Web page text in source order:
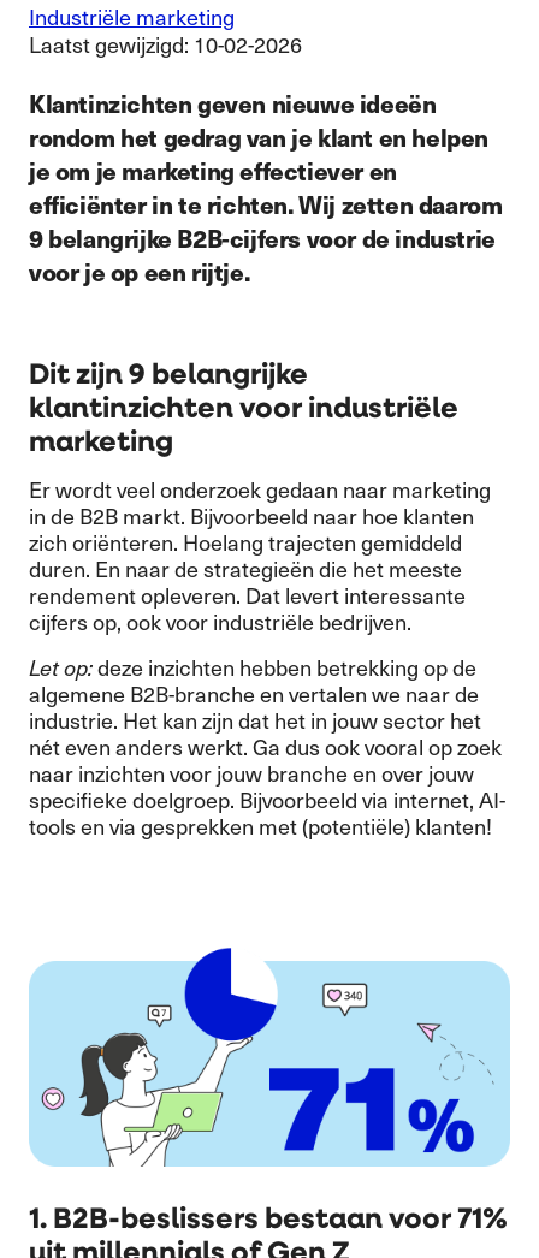
Industriële marketing
Laatst gewijzigd: 10-02-2026
Klantinzichten geven nieuwe ideeën
rondom het gedrag van je klant en helpen
je om je marketing effectiever en
efficiënter in te richten. Wij zetten daarom
9 belangrijke B2B-cijfers voor de industrie
voor je op een rijtje.
Dit zijn 9 belangrijke
klantinzichten voor industriële
marketing
Er wordt veel onderzoek gedaan naar marketing
in de B2B markt. Bijvoorbeeld naar hoe klanten
zich oriënteren. Hoelang trajecten gemiddeld
duren. En naar de strategieën die het meeste
rendement opleveren. Dat levert interessante
cijfers op, ook voor industriële bedrijven.
Let op:deze inzichten hebben betrekking op de
algemene B2B-branche en vertalen we naar de
industrie. Het kan zijn dat het in jouw sector het
nét even anders werkt. Ga dus ook vooral op zoek
naar inzichten voor jouw branche en over jouw
specifieke doelgroep. Bijvoorbeeld via internet, AI-
tools en via gesprekken met (potentiële) klanten!
1. B2B-beslissers bestaan voor 71%